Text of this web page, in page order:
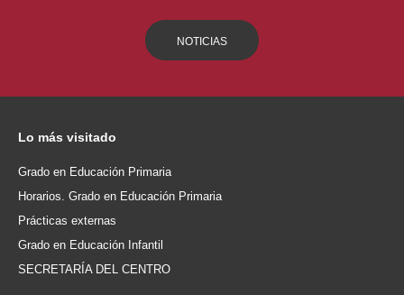
NOTICIAS
Lo más visitado
Grado en Educación Primaria
Horarios. Grado en Educación Primaria
Prácticas externas
Grado en Educación Infantil
SECRETARÍA DEL CENTRO